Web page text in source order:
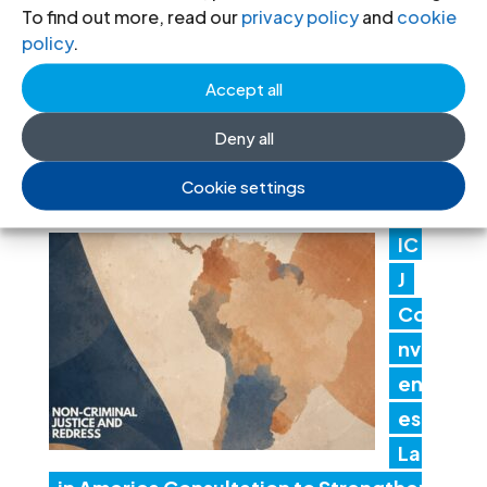
To find out more, read ourprivacy policyand cookie
policy.
Accept all
Deny all
Cookie settings
nm
en
t actions threaten judicial
24 Jul 2026
IC
J
Co
nv
en
es
Lat